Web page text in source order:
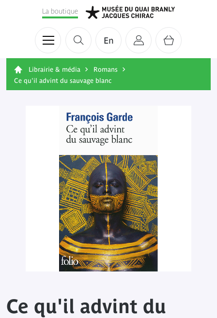
En
La boutique
Librairie & média
Romans
Ce qu'il advint du sauvage blanc
Ce qu'il advint du